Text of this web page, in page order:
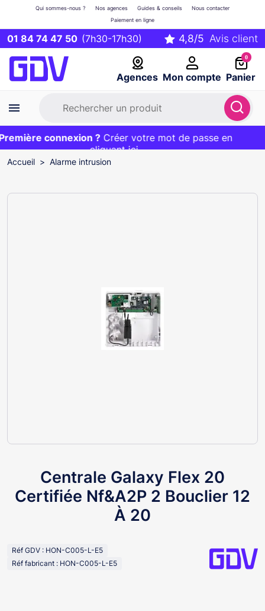
01 84 74 47 50 (7h30-17h30)
Agences Mon compte
Qui sommes-nous ? Nos agences Guides & conseils
Nous contacter
Paiement en ligne
0
Panier
Première commande ?20€ OFFERT sur votre panier
et livraison 24/48h gratuite avec le codeBIENVENUE
connexion ?Créer votre mot de passe en
cliquant ici
EXCLU WEB :
Accueil Alarme intrusion
Centrale Galaxy Flex 20
Certifiée Nf&A2P 2 Bouclier 12
À 20
Réf GDV : HON-C005-L-E5
Réf fabricant : HON-C005-L-E5